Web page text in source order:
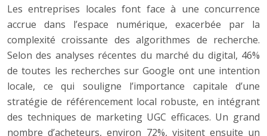
Les entreprises locales font face à une concurrence
accrue dans l’espace numérique, exacerbée par la
complexité croissante des algorithmes de recherche.
Selon des analyses récentes du marché du digital, 46%
de toutes les recherches sur Google ont une intention
locale, ce qui souligne l’importance capitale d’une
stratégie de référencement local robuste, en intégrant
des techniques de marketing UGC efficaces. Un grand
nombre d’acheteurs, environ 72%, visitent ensuite un